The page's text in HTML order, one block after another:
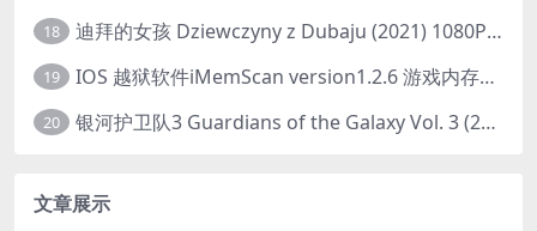
18 迪拜的女孩 Dziewczyny z Dubaju (2021) 1080P 中字
19 IOS 越狱软件iMemScan version1.2.6 游戏内存修改器
20 银河护卫队3 Guardians of the Galaxy Vol. 3 (2023)4K高清资源1080p只分享精品
文章展示